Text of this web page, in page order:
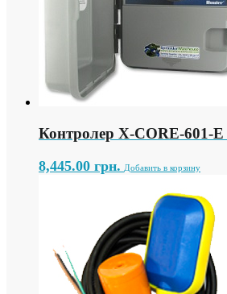
Контролер X-СORE-601-
8,445.00 грн. Добавить в корзину